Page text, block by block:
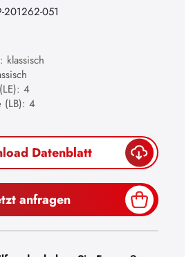
201262-051
klassisch
4
(LB): 4
Datenblatt
anfragen